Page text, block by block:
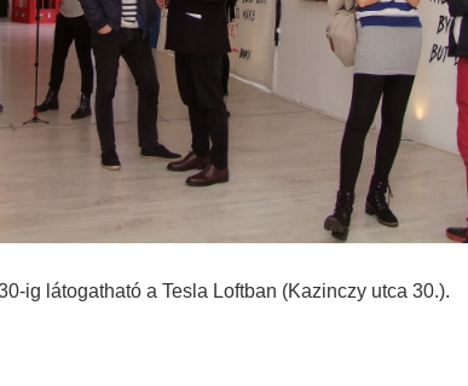
ig látogatható a Tesla Loftban (Kazinczy utca 30.).